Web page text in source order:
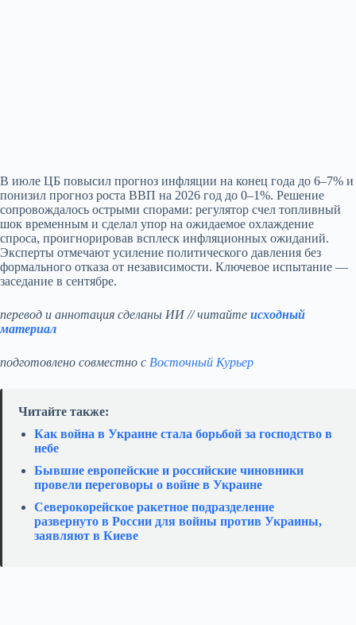
В июле ЦБ повысил прогноз инфляции на конец года до 6–7% и
понизил прогноз роста ВВП на 2026 год до 0–1%. Решение
сопровождалось острыми спорами: регулятор счел топливный
шок временным и сделал упор на ожидаемое охлаждение
спроса, проигнорировав всплеск инфляционных ожиданий.
Эксперты отмечают усиление политического давления без
формального отказа от независимости. Ключевое испытание —
заседание в сентябре.
перевод и аннотация сделаны ИИ // читайте исходный
материал
подготовлено совместно с Восточный Курьер
Читайте также:
Как война в Украине стала борьбой за господство в
небе
Бывшие европейские и российские чиновники
провели переговоры о войне в Украине
Северокорейское ракетное подразделение
развернуто в России для войны против Украины,
заявляют в Киеве